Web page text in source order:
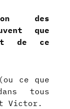
des
que
de ce
ce que
tous
Victor.